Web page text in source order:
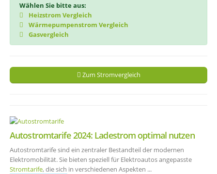
Wählen Sie bitte aus:
Heizstrom Vergleich
Wärmepumpenstrom Vergleich
Gasvergleich
Zum Stromvergleich
Autostromtarife 2024: Ladestrom optimal nutzen
Autostromtarife sind ein zentraler Bestandteil der modernen
Elektromobilität. Sie bieten speziell für Elektroautos angepasste
Stromtarife, die sich in verschiedenen Aspekten ...